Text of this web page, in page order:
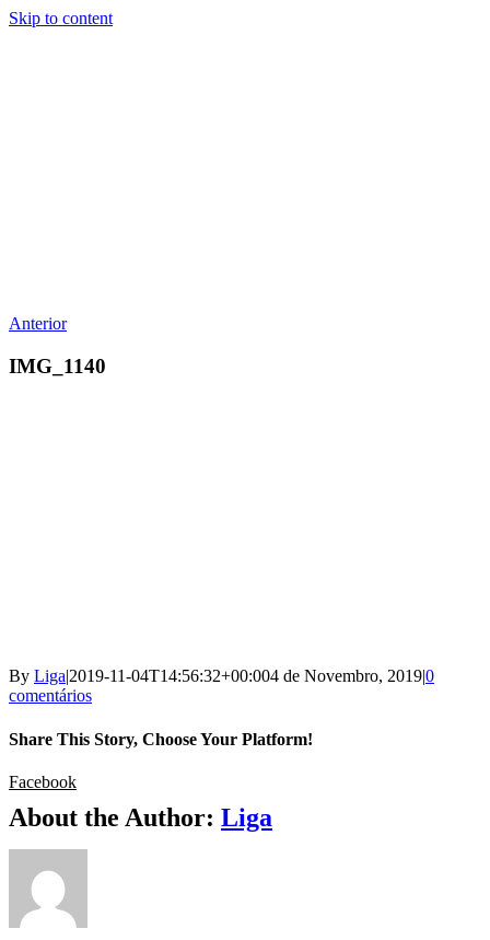
Skip to content
Anterior
IMG_1140
By Liga|2019-11-04T14:56:32+00:004 de Novembro, 2019|0
comentários
Share This Story, Choose Your Platform!
Facebook
About the Author: Liga